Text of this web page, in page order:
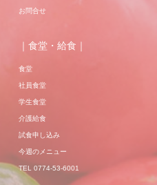
お問合せ
｜食堂・給食｜
食堂
社員食堂
学生食堂
介護給食
試食申し込み
今週のメニュー
TEL 0774-53-6001